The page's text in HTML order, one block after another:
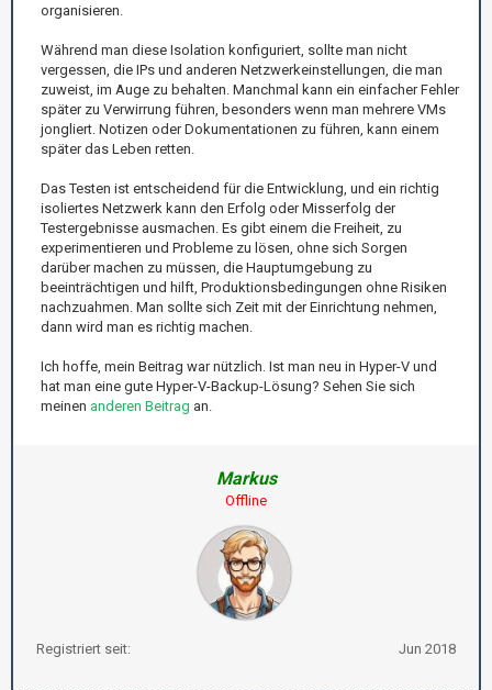
organisieren.
Während man diese Isolation konfiguriert, sollte man nicht
vergessen, die IPs und anderen Netzwerkeinstellungen, die man
zuweist, im Auge zu behalten. Manchmal kann ein einfacher Fehler
später zu Verwirrung führen, besonders wenn man mehrere VMs
jongliert. Notizen oder Dokumentationen zu führen, kann einem
später das Leben retten.
Das Testen ist entscheidend für die Entwicklung, und ein richtig
isoliertes Netzwerk kann den Erfolg oder Misserfolg der
Testergebnisse ausmachen. Es gibt einem die Freiheit, zu
experimentieren und Probleme zu lösen, ohne sich Sorgen
darüber machen zu müssen, die Hauptumgebung zu
beeinträchtigen und hilft, Produktionsbedingungen ohne Risiken
nachzuahmen. Man sollte sich Zeit mit der Einrichtung nehmen,
dann wird man es richtig machen.
Ich hoffe, mein Beitrag war nützlich. Ist man neu in Hyper-V und
hat man eine gute Hyper-V-Backup-Lösung? Sehen Sie sich
meinen anderen Beitrag an.
Markus
Offline
Registriert seit: Jun 2018